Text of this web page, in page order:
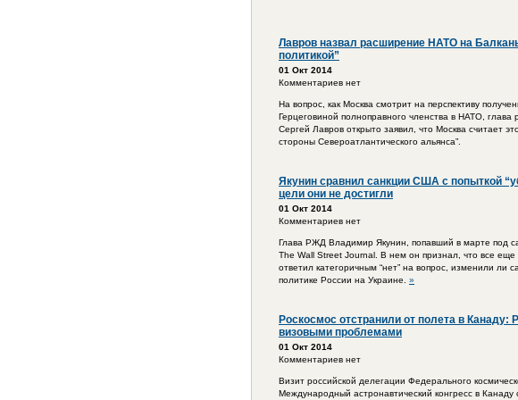
Лавров назвал расширение НАТО на
политикой”
01 Окт 2014
Комментариев нет
На вопрос, как Москва смотрит на перспективу
Герцеговиной полноправного членства в НАТО, глава
Сергей Лавров открыто заявил, что Москва считает
стороны Североатлантического альянса”.
Якунин сравнил санкции США с попыткой
цели они не достигли
01 Окт 2014
Комментариев нет
Глава РЖД Владимир Якунин, попавший в марте под
The Wall Street Journal. В нем он признал, что все
ответил категоричным “нет” на вопрос, изменили ли
политике России на Украине. »
Роскосмос отстранили от полета в Канаду:
визовыми проблемами
01 Окт 2014
Комментариев нет
Визит российской делегации Федерального
Международный астронавтический конгресс в